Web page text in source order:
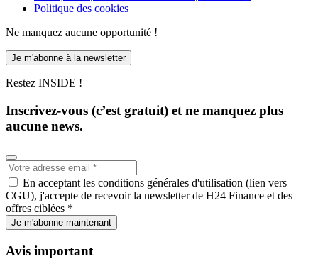
Politique des cookies
Ne manquez aucune opportunité !
Je m'abonne à la newsletter
Restez INSIDE !
Inscrivez-vous (c’est gratuit) et ne manquez plus
aucune news.
En acceptant les conditions générales d'utilisation (lien vers
CGU), j'accepte de recevoir la newsletter de H24 Finance et des
offres ciblées *
Je m'abonne maintenant
Avis important